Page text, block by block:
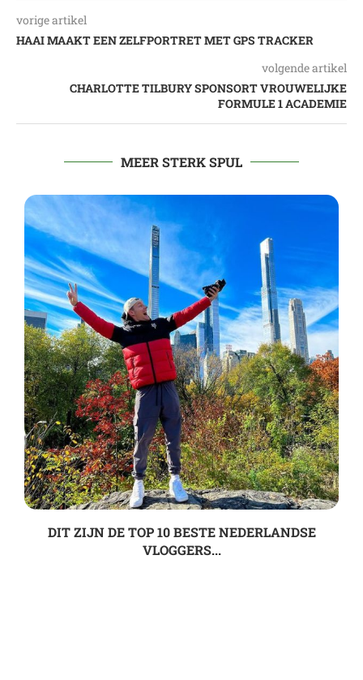
vorige artikel
HAAI MAAKT EEN ZELFPORTRET MET GPS TRACKER
volgende artikel
CHARLOTTE TILBURY SPONSORT VROUWELIJKE
FORMULE 1 ACADEMIE
MEER STERK SPUL
DIT ZIJN DE TOP 10 BESTE NEDERLANDSE
VLOGGERS...